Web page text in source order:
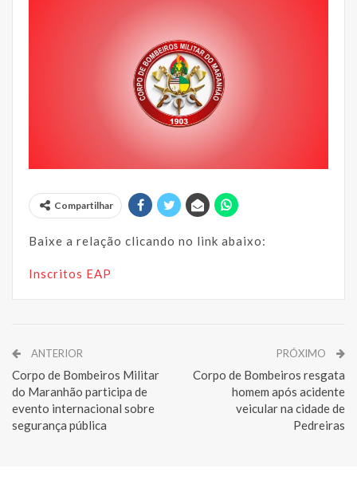
Compartilhar
Baixe a relação clicando no link abaixo:
Inscritos EAP
ANTERIOR
Corpo de Bombeiros Militar
do Maranhão participa de
evento internacional sobre
segurança pública
PRÓXIMO
Corpo de Bombeiros resgata
homem após acidente
veicular na cidade de
Pedreiras